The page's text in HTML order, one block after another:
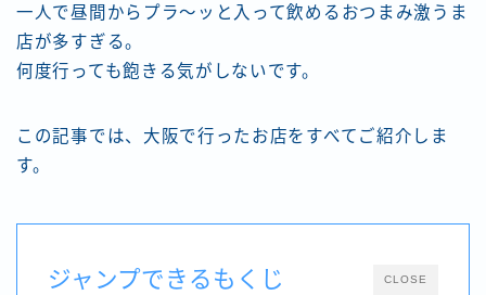
一人で昼間からプラ～ッと入って飲めるおつまみ激うま
店が多すぎる。
何度行っても飽きる気がしないです。
この記事では、大阪で行ったお店をすべてご紹介しま
す。
CLOSE
ジャンプできるもくじ